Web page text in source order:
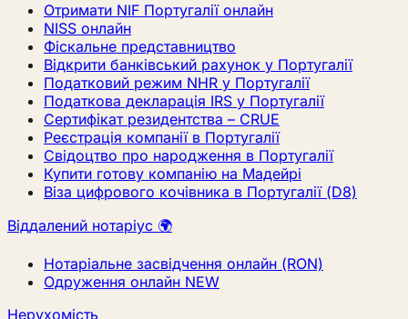
Отримати NIF Португалії онлайн
NISS онлайн
Фіскальне представництво
Відкрити банківський рахунок у Португалії
Податковий режим NHR у Португалії
Податкова декларація IRS у Португалії
Сертифікат резидентства – CRUE
Реєстрація компанії в Португалії
Свідоцтво про народження в Португалії
Купити готову компанію на Мадейрі
Віза цифрового кочівника в Португалії (D8)
Віддалений нотаріус 🌍
Нотаріальне засвідчення онлайн (RON)
Одруження онлайн NEW
Нерухомість